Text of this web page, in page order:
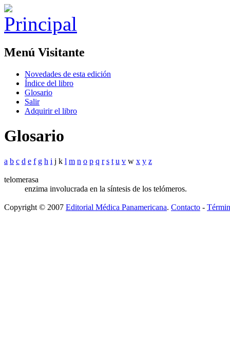
Menú Visitante
Novedades de esta edición
Índice del libro
Glosario
Salir
Adquirir el libro
Glosario
a b c d e f g h i j k l m n o p q r s t u v w x y z
telomerasa
enzima involucrada en la síntesis de los telómeros.
Copyright © 2007 Editorial Médica Panamericana. Contacto -